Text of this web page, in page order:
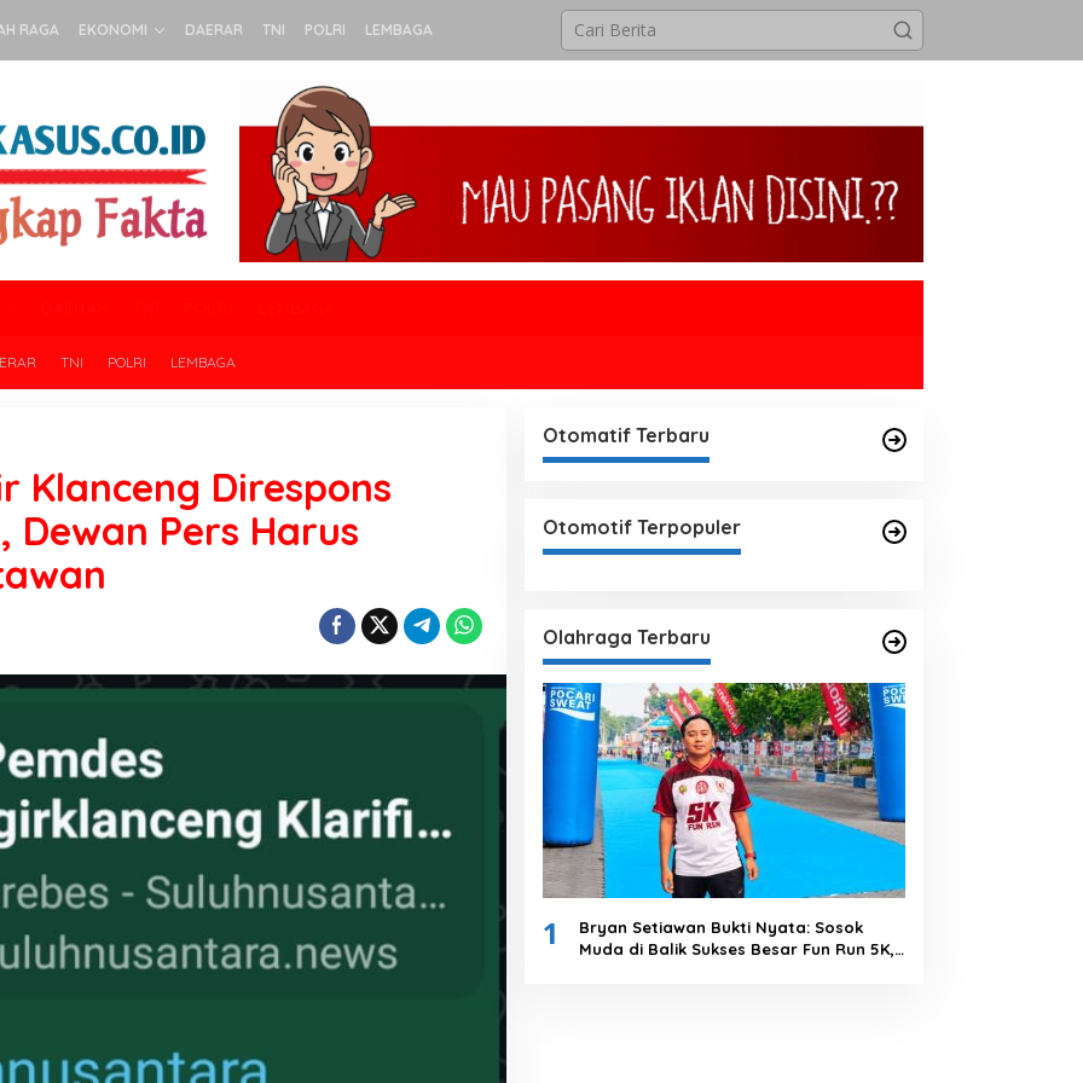
RAGA EKONOMI DAERAR TNI POLRI LEMBAGA
TNI POLRI LEMBAGA
Klanceng Direspons
Dewan Pers Harus
Otomatif Terbaru
Otomotif Terpopuler
Olahraga Terbaru
1
Bryan Setiawan Bukti Nyata: Sosok
Muda di Balik Sukses Besar Fun Run 5K,